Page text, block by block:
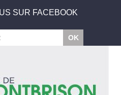
SUR FACEBOOK